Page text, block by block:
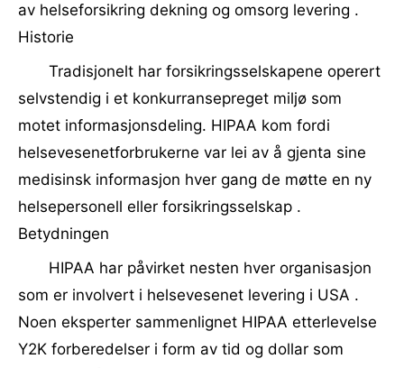
av helseforsikring dekning og omsorg levering .
Historie
Tradisjonelt har forsikringsselskapene operert
selvstendig i et konkurransepreget miljø som
motet informasjonsdeling. HIPAA kom fordi
helsevesenetforbrukerne var lei av å gjenta sine
medisinsk informasjon hver gang de møtte en ny
helsepersonell eller forsikringsselskap .
Betydningen
HIPAA har påvirket nesten hver organisasjon
som er involvert i helsevesenet levering i USA .
Noen eksperter sammenlignet HIPAA etterlevelse
Y2K forberedelser i form av tid og dollar som